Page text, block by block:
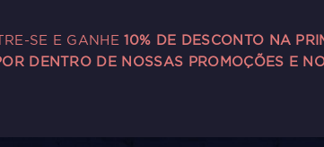
SE E GANHE10% DE DESCONTO NA
DENTRO DE NOSSAS PROMOÇÕES E